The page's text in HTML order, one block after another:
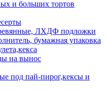
и больших тортов
ЛХДФ подложки
бумажная упаковка
на вынос
под пай-пирог,кексы и